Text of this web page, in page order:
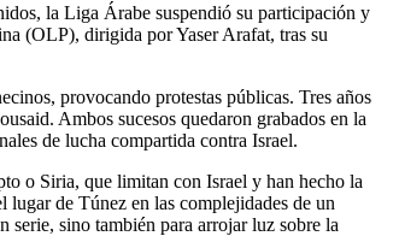
la Liga Árabe suspendió su participación y
(OLP), dirigida por Yaser Arafat, tras su
provocando protestas públicas. Tres años
Ambos sucesos quedaron grabados en la
de lucha compartida contra Israel.
o Siria, que limitan con Israel y han hecho la
lugar de Túnez en las complejidades de un
sino también para arrojar luz sobre la